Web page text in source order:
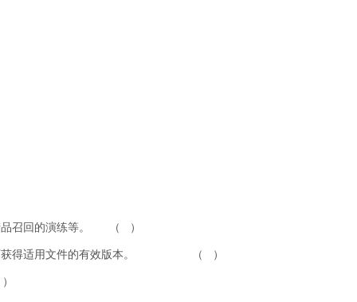
品召回的演练等。 （ ）
时可获得适用文件的有效版本。 （ ）